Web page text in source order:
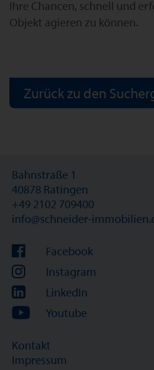
Ihre Chancen, schnell und
Objekt agieren zu können.
Zurück zu den
Bahnstraße 1
40878 Ratingen
+49 2102 709400
info@schneider-
Facebook
Instagram
LinkedIn
Youtube
Kontakt
Impressum